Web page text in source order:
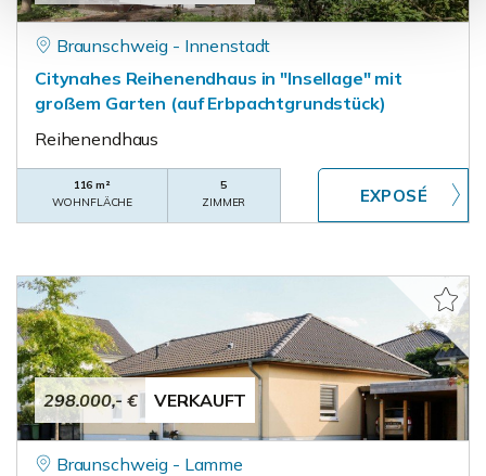
Braunschweig - Innenstadt
Citynahes Reihenendhaus in "Insellage" mit
großem Garten (auf Erbpachtgrundstück)
Reihenendhaus
116 m²
WOHNFLÄCHE
5
ZIMMER
298.000,- € VERKAUFT
Braunschweig - Lamme